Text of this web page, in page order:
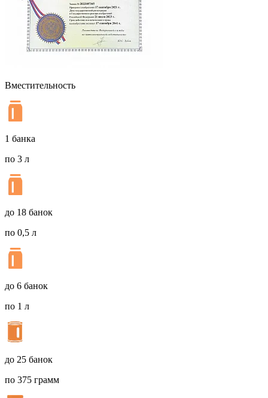
Вместительность
1 банка
по 3 л
до 18 банок
по 0,5 л
до 6 банок
по 1 л
до 25 банок
по 375 грамм